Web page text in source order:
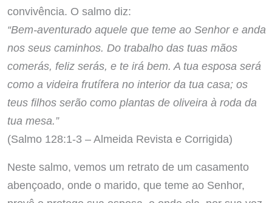
convivência. O salmo diz:
“Bem-aventurado aquele que teme ao Senhor e anda
nos seus caminhos. Do trabalho das tuas mãos
comerás, feliz serás, e te irá bem. A tua esposa será
como a videira frutífera no interior da tua casa; os
teus filhos serão como plantas de oliveira à roda da
tua mesa.”
(Salmo 128:1-3 – Almeida Revista e Corrigida)
Neste salmo, vemos um retrato de um casamento
abençoado, onde o marido, que teme ao Senhor,